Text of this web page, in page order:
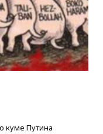
m
куме Путина